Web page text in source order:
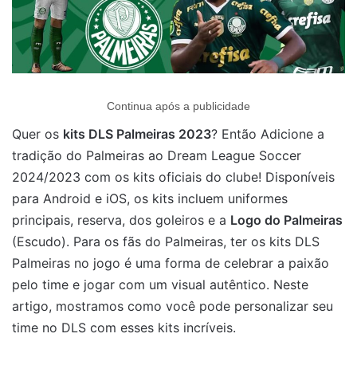
Continua após a publicidade
Quer os kits DLS Palmeiras 2023? Então Adicione a
tradição do Palmeiras ao Dream League Soccer
2024/2023 com os kits oficiais do clube! Disponíveis
para Android e iOS, os kits incluem uniformes
principais, reserva, dos goleiros e a Logo do Palmeiras
(Escudo). Para os fãs do Palmeiras, ter os kits DLS
Palmeiras no jogo é uma forma de celebrar a paixão
pelo time e jogar com um visual autêntico. Neste
artigo, mostramos como você pode personalizar seu
time no DLS com esses kits incríveis.